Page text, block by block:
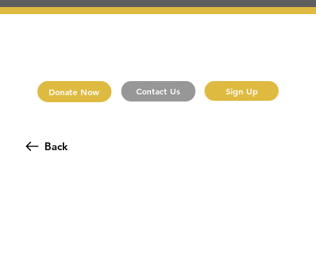
Donate Now Contact Us Sign Up
Back